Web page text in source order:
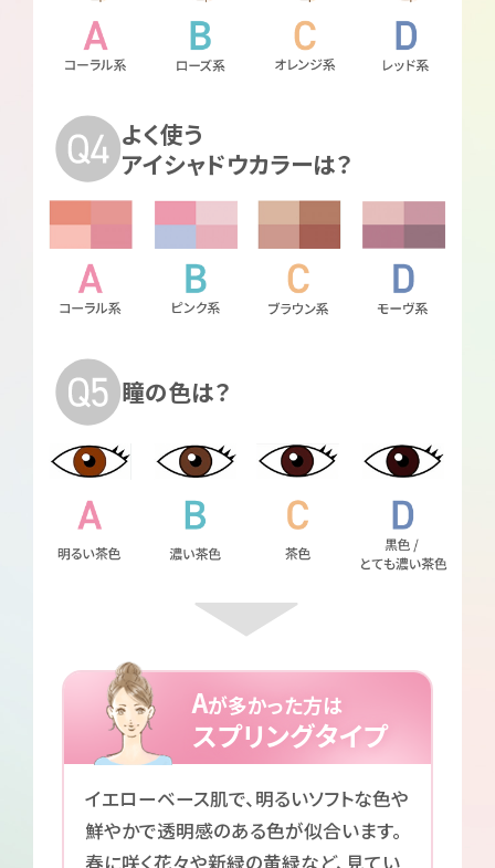
よく使う
アイシャドウカラーは？
瞳の色は？
Aが多かった方は
スプリングタイプ
イエローベース肌で、明るいソフトな色や
鮮やかで透明感のある色が似合います。
春に咲く花々や新緑の黄緑など、見てい